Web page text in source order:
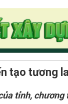
tạo tương
tỉnh,